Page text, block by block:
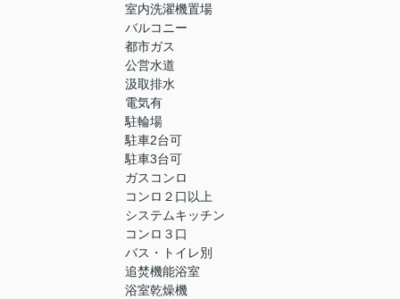
室内洗濯機置場
バルコニー
都市ガス
公営水道
汲取排水
電気有
駐輪場
駐車2台可
駐車3台可
ガスコンロ
コンロ２口以上
システムキッチン
コンロ３口
バス・トイレ別
追焚機能浴室
浴室乾燥機